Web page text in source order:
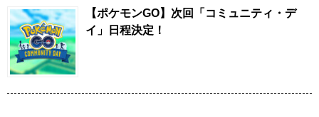
【ポケモンGO】次回「コミュニティ・デ
イ」日程決定！